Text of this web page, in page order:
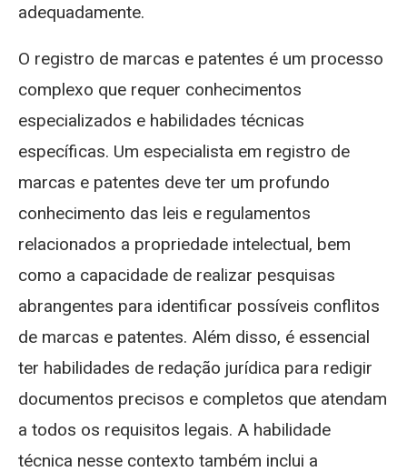
adequadamente.
O registro de marcas e patentes é um processo
complexo que requer conhecimentos
especializados e habilidades técnicas
específicas. Um especialista em registro de
marcas e patentes deve ter um profundo
conhecimento das leis e regulamentos
relacionados a propriedade intelectual, bem
como a capacidade de realizar pesquisas
abrangentes para identificar possíveis conflitos
de marcas e patentes. Além disso, é essencial
ter habilidades de redação jurídica para redigir
documentos precisos e completos que atendam
a todos os requisitos legais. A habilidade
técnica nesse contexto também inclui a